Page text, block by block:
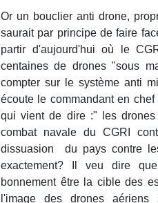
Or un bouclier anti drone,
saurait par principe de faire
partir d'aujourd'hui où le
centaines de drones "sous
compter sur le système anti
écoute le commandant en
qui vient de dire :" les
combat navale du CGRI
dissuasion du pays contre
exactement? Il veu dire
bonnement être la cible des
l'image des drones